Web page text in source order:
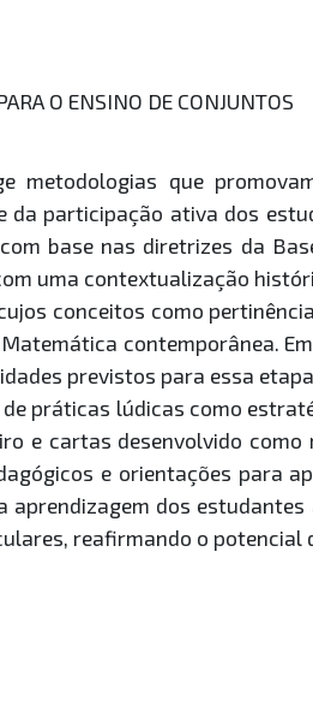
O ENSINO DE CONJUNTOS
metodologias que
participação ativa dos
base nas diretrizes da
uma contextualização
conceitos como
contemporânea.
previstos para essa
práticas lúdicas como
e cartas desenvolvido
e orientações para
dos
reafirmando o